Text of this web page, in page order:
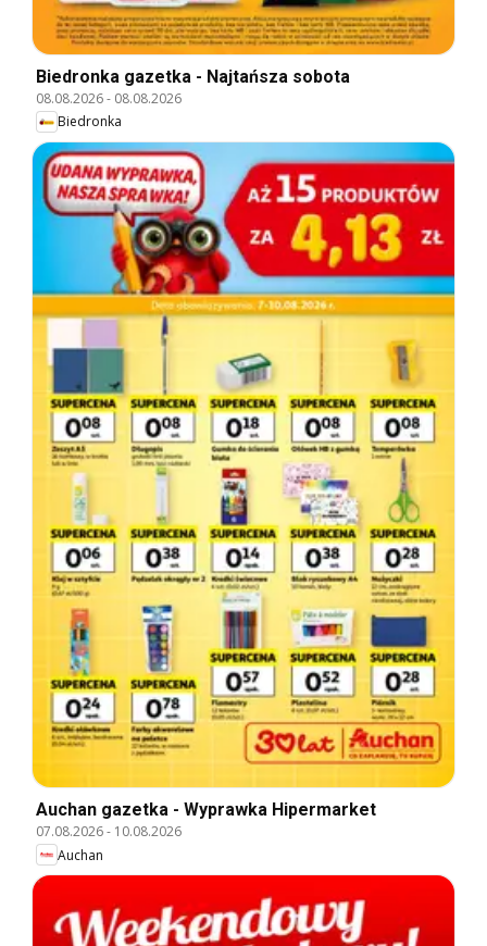
Biedronka gazetka - Najtańsza sobota
08.08.2026- 08.08.2026
Biedronka
Auchan gazetka - Wyprawka Hipermarket
07.08.2026- 10.08.2026
Auchan